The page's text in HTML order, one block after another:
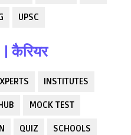
UPSC
| कैरियर
INSTITUTES
MOCK TEST
QUIZ SCHOOLS